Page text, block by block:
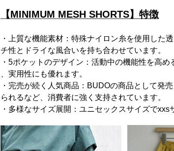
【MINIMUM MESH SHORTS】特徴
・上質な機能素材：特殊ナイロン糸を使用した
チ性とドライな風合いを持ち合わせています。
・5ポケットのデザイン：活動中の機能性を高
、実用性にも優れます。
・完売が続く人気商品：BUDOの商品として発
られるなど、消費者に強く支持されています。
・多様なサイズ展開：ユニセックスサイズでxxs